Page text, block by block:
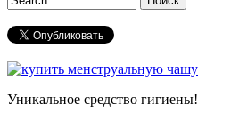
Форма поиска
Уникальное средство гигиены!